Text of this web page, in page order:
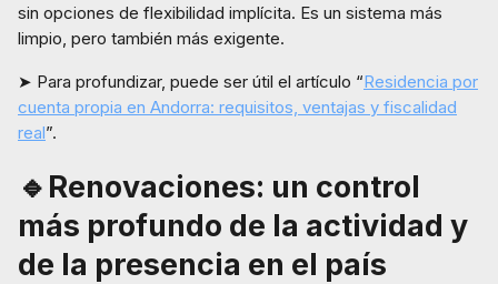
sin opciones de flexibilidad implícita. Es un sistema más
limpio, pero también más exigente.
➤ Para profundizar, puede ser útil el artículo “Residencia por
cuenta propia en Andorra: requisitos, ventajas y fiscalidad
real”.
🔹Renovaciones: un control
más profundo de la actividad y
de la presencia en el país